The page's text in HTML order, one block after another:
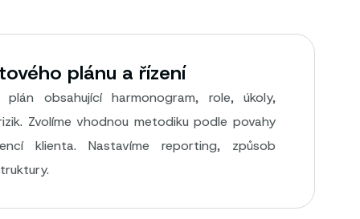
plánu a řízení
plán obsahující harmonogram, role, úkoly,
Zvolíme vhodnou metodiku podle povahy
klienta. Nastavíme reporting, způsob